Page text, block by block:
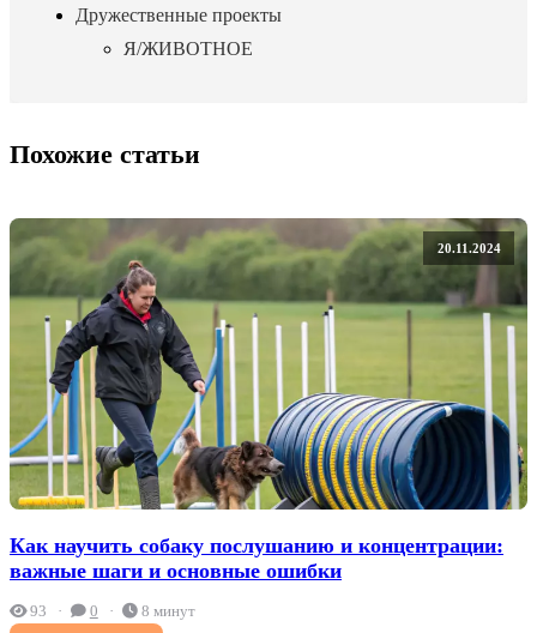
Дружественные проекты
Я/ЖИВОТНОЕ
Похожие статьи
20.11.2024
Как научить собаку послушанию и концентрации:
важные шаги и основные ошибки
93 0 8 минут